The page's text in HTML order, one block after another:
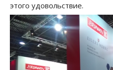
этого удовольствие.